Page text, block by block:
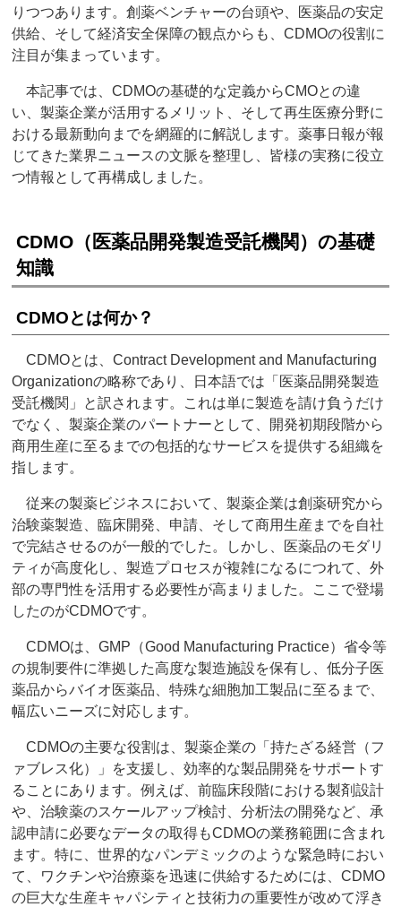
りつつあります。創薬ベンチャーの台頭や、医薬品の安定
供給、そして経済安全保障の観点からも、CDMOの役割に
注目が集まっています。
本記事では、CDMOの基礎的な定義からCMOとの違
い、製薬企業が活用するメリット、そして再生医療分野に
おける最新動向までを網羅的に解説します。薬事日報が報
じてきた業界ニュースの文脈を整理し、皆様の実務に役立
つ情報として再構成しました。
CDMO（医薬品開発製造受託機関）の基礎
知識
CDMOとは何か？
CDMOとは、Contract Development and Manufacturing
Organizationの略称であり、日本語では「医薬品開発製造
受託機関」と訳されます。これは単に製造を請け負うだけ
でなく、製薬企業のパートナーとして、開発初期段階から
商用生産に至るまでの包括的なサービスを提供する組織を
指します。
従来の製薬ビジネスにおいて、製薬企業は創薬研究から
治験薬製造、臨床開発、申請、そして商用生産までを自社
で完結させるのが一般的でした。しかし、医薬品のモダリ
ティが高度化し、製造プロセスが複雑になるにつれて、外
部の専門性を活用する必要性が高まりました。ここで登場
したのがCDMOです。
CDMOは、GMP（Good Manufacturing Practice）省令等
の規制要件に準拠した高度な製造施設を保有し、低分子医
薬品からバイオ医薬品、特殊な細胞加工製品に至るまで、
幅広いニーズに対応します。
CDMOの主要な役割は、製薬企業の「持たざる経営（フ
ァブレス化）」を支援し、効率的な製品開発をサポートす
ることにあります。例えば、前臨床段階における製剤設計
や、治験薬のスケールアップ検討、分析法の開発など、承
認申請に必要なデータの取得もCDMOの業務範囲に含まれ
ます。特に、世界的なパンデミックのような緊急時におい
て、ワクチンや治療薬を迅速に供給するためには、CDMO
の巨大な生産キャパシティと技術力の重要性が改めて浮き